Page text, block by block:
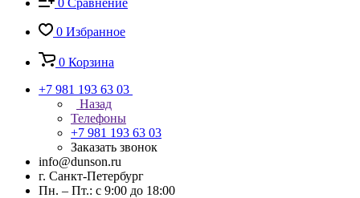
0 Сравнение
0 Избранное
0 Корзина
+7 981 193 63 03
Назад
Телефоны
+7 981 193 63 03
Заказать звонок
info@dunson.ru
г. Санкт-Петербург
Пн. – Пт.: с 9:00 до 18:00